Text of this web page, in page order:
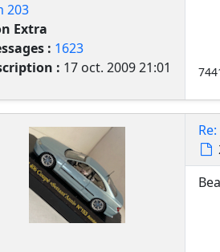
203
Extra
: 1623
: 17 oct. 2009 21:01